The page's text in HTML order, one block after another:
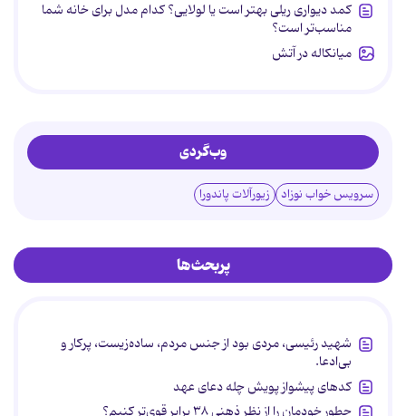
کمد دیواری ریلی بهتر است یا لولایی؟ کدام مدل برای خانه شما
مناسب‌تر است؟
میانکاله در آتش
وب‌گردی
سرویس خواب نوزاد زیورآلات پاندورا
پربحث‌ها
شهید رئیسی، مردی بود از جنس مردم، ساده‌زیست، پرکار و
بی‌ادعا.
کدهای پیشواز پویش چله دعای عهد
چطور خودمان را از نظر ذهنی ۳۸ برابر قوی‌تر کنیم؟